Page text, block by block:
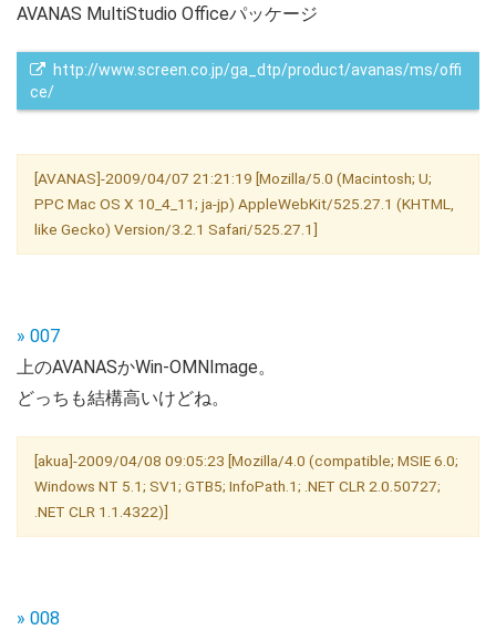
AVANAS MultiStudio Officeパッケージ
http://www.screen.co.jp/ga_dtp/product/avanas/ms/offi
ce/
[AVANAS]-2009/04/07 21:21:19 [Mozilla/5.0 (Macintosh; U;
PPC Mac OS X 10_4_11; ja-jp) AppleWebKit/525.27.1 (KHTML,
like Gecko) Version/3.2.1 Safari/525.27.1]
» 007
上のAVANASかWin-OMNImage。
どっちも結構高いけどね。
[akua]-2009/04/08 09:05:23 [Mozilla/4.0 (compatible; MSIE 6.0;
Windows NT 5.1; SV1; GTB5; InfoPath.1; .NET CLR 2.0.50727;
.NET CLR 1.1.4322)]
» 008